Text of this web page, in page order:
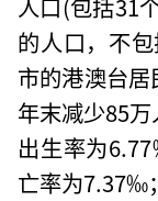
人口(包括31
的人口，不
市的港澳台
年末减少85
出生率为
亡率为7.37‰